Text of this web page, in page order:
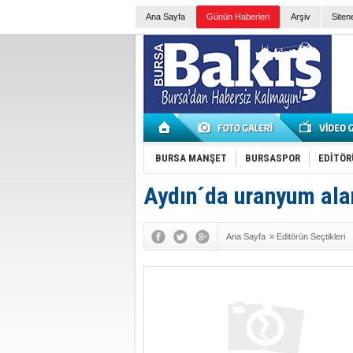
Ana Sayfa Günün Haberleri Arşiv
BURSA MANŞET BURSASPOR
Aydın´da uranyum
Ana Sayfa » Editörün Seçtikleri